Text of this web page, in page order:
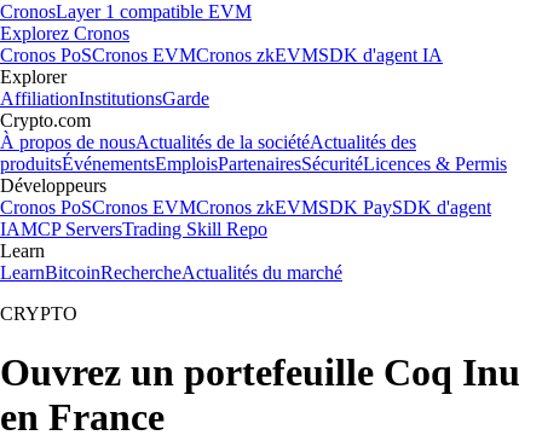
CronosLayer 1 compatible EVM
Explorez Cronos
Cronos PoSCronos EVMCronos zkEVMSDK d'agent IA
Explorer
AffiliationInstitutionsGarde
Crypto.com
À propos de nousActualités de la sociétéActualités des
produitsÉvénementsEmploisPartenairesSécuritéLicences & Permis
Développeurs
Cronos PoSCronos EVMCronos zkEVMSDK PaySDK d'agent
IAMCP ServersTrading Skill Repo
Learn
LearnBitcoinRechercheActualités du marché
CRYPTO
Ouvrez un portefeuille Coq Inu
en France